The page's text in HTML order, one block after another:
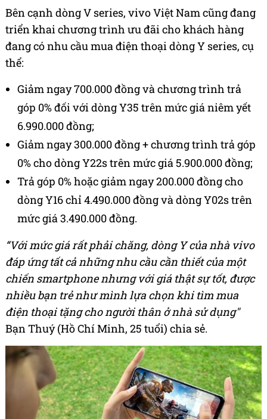
Bên cạnh dòng V series, vivo Việt Nam cũng đang
triển khai chương trình ưu đãi cho khách hàng
đang có nhu cầu mua điện thoại dòng Y series, cụ
thể:
Giảm ngay 700.000 đồng và chương trình trả
góp 0% đối với dòng Y35 trên mức giá niêm yết
6.990.000 đồng;
Giảm ngay 300.000 đồng + chương trình trả góp
0% cho dòng Y22s trên mức giá 5.900.000 đồng;
Trả góp 0% hoặc giảm ngay 200.000 đồng cho
dòng Y16 chỉ 4.490.000 đồng và dòng Y02s trên
mức giá 3.490.000 đồng.
“Với mức giá rất phải chăng, dòng Y của nhà vivo
đáp ứng tất cả những nhu cầu cần thiết của một
chiến smartphone nhưng với giá thật sự tốt, được
nhiều bạn trẻ như mình lựa chọn khi tìm mua
điện thoại tặng cho người thân ở nhà sử dụng"
Bạn Thuý (Hồ Chí Minh, 25 tuổi) chia sẻ.